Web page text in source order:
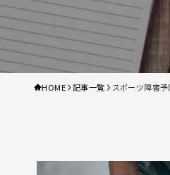
HOME 記事一覧 スポーツ障害予